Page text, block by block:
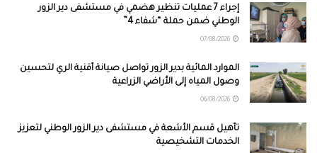
إجراء 7 عمليات تنظير هضمي في مستشفى دير الزور
الوطني ضمن حملة “شفاء 4”
الموارد المائية بدير الزور تواصل صيانة أقنية الري لتحسين
وصول المياه إلى الأراضي الزراعية
تأهيل قسم الأشعة في مستشفى دير الزور الوطني لتعزيز
الخدمات التشخيصية